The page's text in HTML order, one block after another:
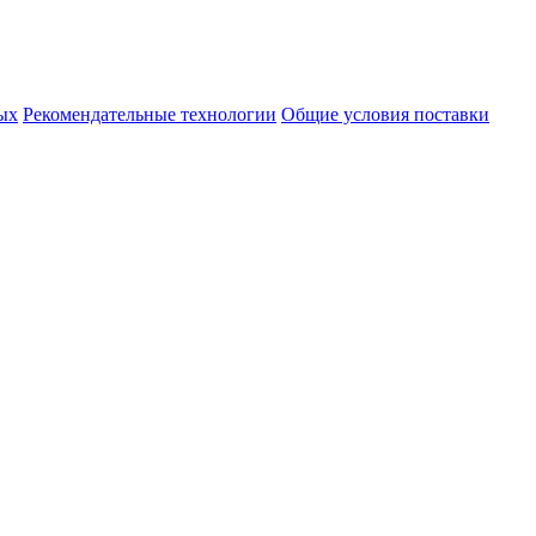
Рекомендательные технологии Общие условия поставки